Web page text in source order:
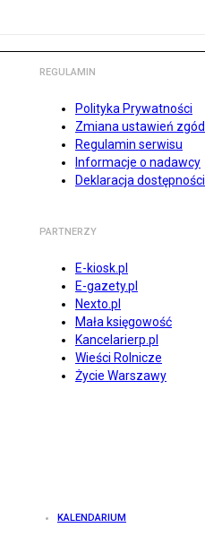
REGULAMIN
Polityka Prywatności
Zmiana ustawień zgód
Regulamin serwisu
Informacje o nadawcy
Deklaracja dostępności
PARTNERZY
E-kiosk.pl
E-gazety.pl
Nexto.pl
Mała księgowość
Kancelarierp.pl
Wieści Rolnicze
Życie Warszawy
KALENDARIUM